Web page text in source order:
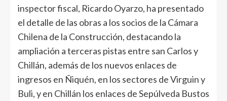
inspector fiscal, Ricardo Oyarzo, ha presentado
el detalle de las obras a los socios de la Cámara
Chilena de la Construcción, destacando la
ampliación a terceras pistas entre san Carlos y
Chillán, además de los nuevos enlaces de
ingresos en Ñiquén, en los sectores de Virguin y
Buli, y en Chillán los enlaces de Sepúlveda Bustos